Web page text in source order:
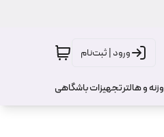
ورود | ثبت‌نام
وزنه و هالترتجهیزات باشگاهی